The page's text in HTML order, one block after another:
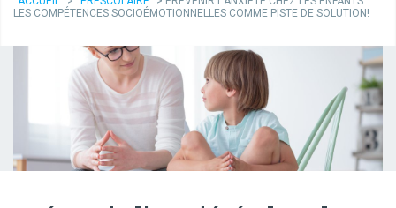
LES COMPÉTENCES SOCIOÉMOTIONNELLES COMME PISTE DE SOLUTION!